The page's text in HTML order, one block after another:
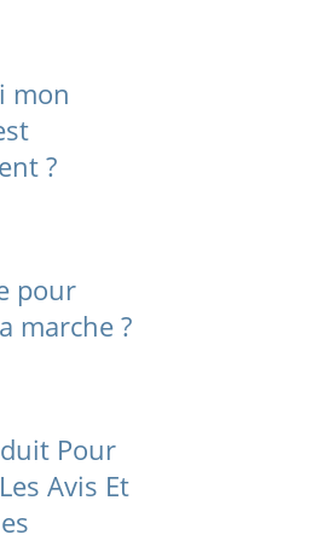
mon
?
pour
marche ?
Pour
Avis Et